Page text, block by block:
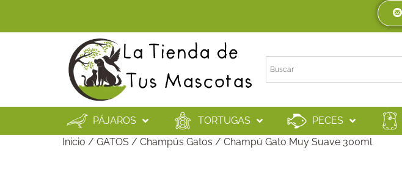
PÁJAROS TORTUGAS PECES
Inicio / GATOS / Champús Gatos / Champú Gato Muy Suave 300ml